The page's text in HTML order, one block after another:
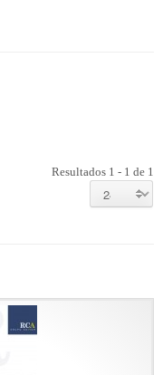
Resultados 1 - 1 de 1